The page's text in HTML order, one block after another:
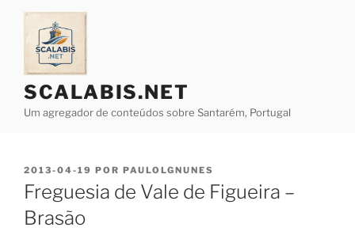
Saltar
conteúdo
SCALABIS.NET
Um agregador de conteúdos sobre Santarém, Portugal
PUBLICADO
EM
2013-04-19 POR PAULOLGNUNES
Freguesia de Vale de Figueira –
Brasão